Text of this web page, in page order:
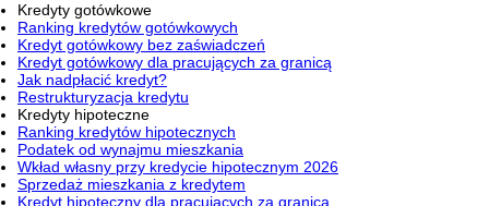
Kredyty gotówkowe
Ranking kredytów gotówkowych
Kredyt gotówkowy bez zaświadczeń
Kredyt gotówkowy dla pracujących za granicą
Jak nadpłacić kredyt?
Restrukturyzacja kredytu
Kredyty hipoteczne
Ranking kredytów hipotecznych
Podatek od wynajmu mieszkania
Wkład własny przy kredycie hipotecznym 2026
Sprzedaż mieszkania z kredytem
Kredyt hipoteczny dla pracujących za granicą